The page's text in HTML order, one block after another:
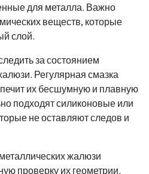
для металла. Важно
веществ, которые
слой.
за состоянием
Регулярная смазка
их бесшумную и плавную
подходят силиконовые или
не оставляют следов и
жалюзи
проверку их геометрии.